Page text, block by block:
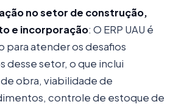
no setor de construção,
e incorporação: O ERP UAU é
para atender os desafios
desse setor, o que inclui
obra, viabilidade de
controle de estoque de